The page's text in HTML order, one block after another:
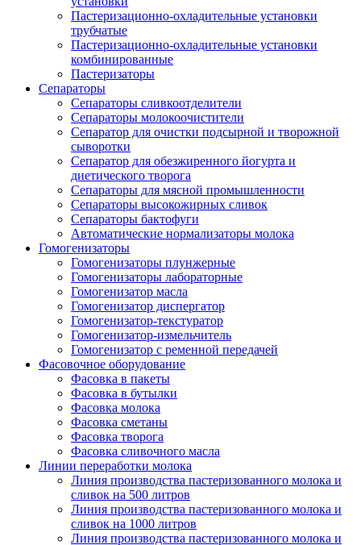
Пастеризационно-охладительные установки
трубчатые
Пастеризационно-охладительные установки
комбинированные
Пастеризаторы
Сепараторы
Сепараторы сливкоотделители
Сепараторы молокоочистители
Сепаратор для очистки подсырной и творожной
сыворотки
Сепаратор для обезжиренного йогурта и
диетического творога
Сепараторы для мясной промышленности
Сепараторы высокожирных сливок
Сепараторы бактофуги
Автоматические нормализаторы молока
Гомогенизаторы
Гомогенизаторы плунжерные
Гомогенизаторы лабораторные
Гомогенизатор масла
Гомогенизатор диспергатор
Гомогенизатор-текстуратор
Гомогенизатор-измельчитель
Гомогенизатор с ременной передачей
Фасовочное оборудование
Фасовка в пакеты
Фасовка в бутылки
Фасовка молока
Фасовка сметаны
Фасовка творога
Фасовка сливочного масла
Линии переработки молока
Линия производства пастеризованного молока и
сливок на 500 литров
Линия производства пастеризованного молока и
сливок на 1000 литров
Линия производства пастеризованного молока и